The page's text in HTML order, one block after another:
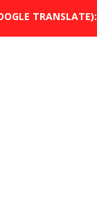
TRANSLATE):